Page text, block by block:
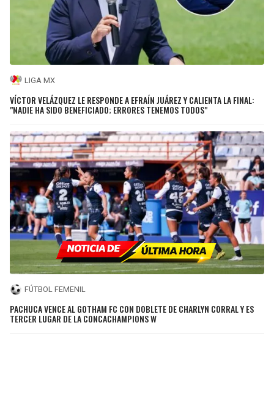
LIGA MX
VÍCTOR VELÁZQUEZ LE RESPONDE A EFRAÍN JUÁREZ Y CALIENTA LA FINAL:
"NADIE HA SIDO BENEFICIADO; ERRORES TENEMOS TODOS"
FÚTBOL FEMENIL
PACHUCA VENCE AL GOTHAM FC CON DOBLETE DE CHARLYN CORRAL Y ES
TERCER LUGAR DE LA CONCACHAMPIONS W